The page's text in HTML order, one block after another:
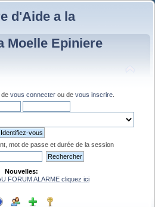
d'Aide a la
Moelle Epiniere
de vous connecter ou de vous inscrire
mot de passe et durée de la session
Nouvelles:
FORUM ALARME cliquez ici